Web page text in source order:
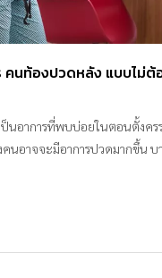
คนท้องปวดหลัง แบบไม่ต้
นอาการที่พบบ่อยในตอนตั้งคร
นอาจจะมีอาการปวดมากขึ้น บ